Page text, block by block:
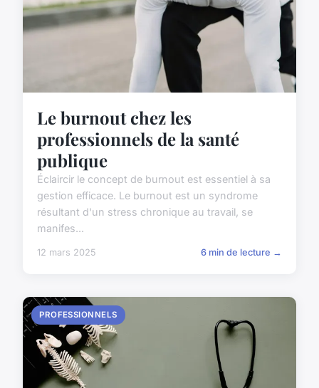
Le burnout chez les
professionnels de la santé
publique
Éclaircir le concept de burnout est essentiel à sa
gestion efficace. Le burnout est un syndrome
résultant d'un stress chronique au travail, se
manifes...
12 mars 2025 6 min de lecture →
PROFESSIONNELS